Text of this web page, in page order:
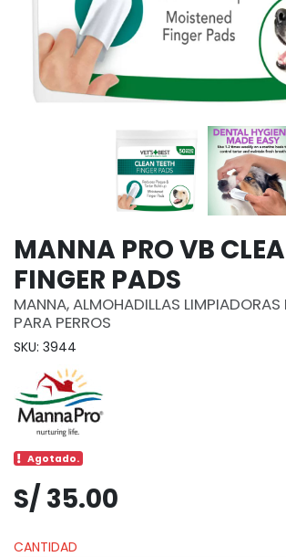
MANNA PRO VB
FINGER PADS
MANNA, ALMOHADILLAS LIMPIADORAS
PARA PERROS
SKU: 3944
Agotado.
S/ 35.00
CANTIDAD